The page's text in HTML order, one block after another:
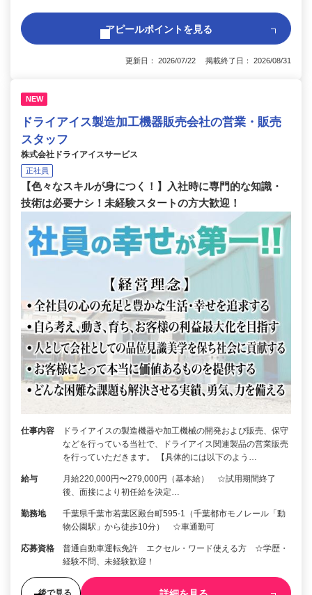
アピールポイントを見る
更新日： 2026/07/22 掲載終了日： 2026/08/31
NEW
ドライアイス製造加工機器販売会社の営業・販売
スタッフ
株式会社ドライアイスサービス
正社員
【色々なスキルが身につく！】入社時に専門的な知識・
技術は必要ナシ！未経験スタートの方大歓迎！
仕事内容
ドライアイスの製造機器や加工機械の開発および販売、保守
などを行っている当社で、ドライアイス関連製品の営業販売
を行っていただきます。 【具体的には以下のよう…
給与
月給220,000円〜279,000円（基本給） ☆試用期間終了
後、面接により初任給を決定…
勤務地
千葉県千葉市若葉区殿台町595-1（千葉都市モノレール「動
物公園駅」から徒歩10分） ☆車通勤可
応募資格
普通自動車運転免許 エクセル・ワード使える方 ☆学歴・
経験不問、未経験歓迎！